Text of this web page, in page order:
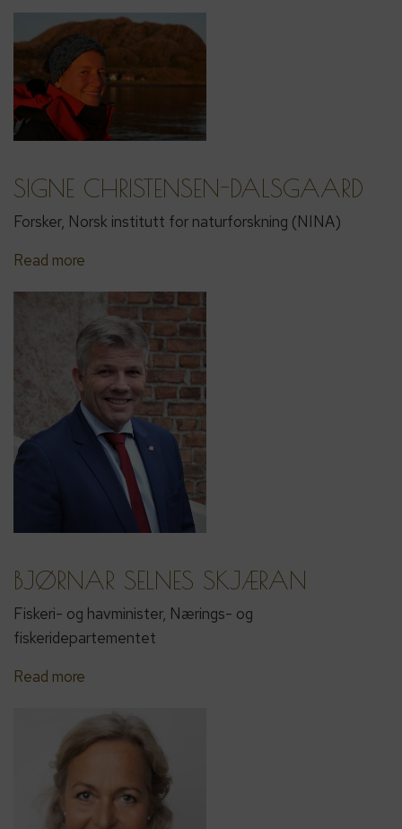
SIGNE CHRISTENSEN-DALSGAARD
Forsker, Norsk institutt for naturforskning (NINA)
Read more
BJØRNAR SELNES SKJÆRAN
Fiskeri- og havminister, Nærings- og
fiskeridepartementet
Read more